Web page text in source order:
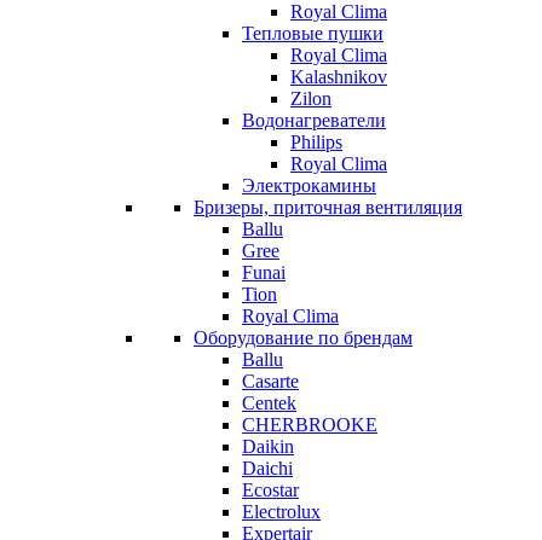
Royal Clima
Тепловые пушки
Royal Clima
Kalashnikov
Zilon
Водонагреватели
Philips
Royal Clima
Электрокамины
Бризеры, приточная вентиляция
Ballu
Gree
Funai
Tion
Royal Clima
Оборудование по брендам
Ballu
Casarte
Centek
CHERBROOKE
Daikin
Daichi
Ecostar
Electrolux
Expertair